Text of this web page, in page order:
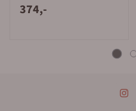
374,-